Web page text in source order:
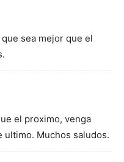
sea mejor que el
el proximo, venga
ultimo. Muchos saludos.